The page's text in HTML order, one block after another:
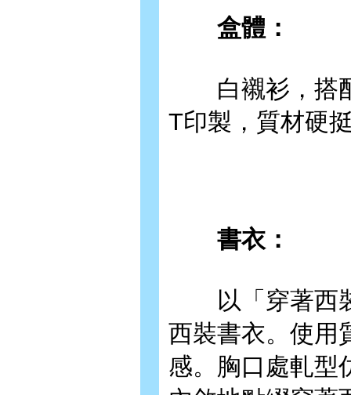
盒體：
白襯衫，搭配
T印製，質材硬
書衣：
以「穿著西裝
西裝書衣。使用
感。胸口處軋型